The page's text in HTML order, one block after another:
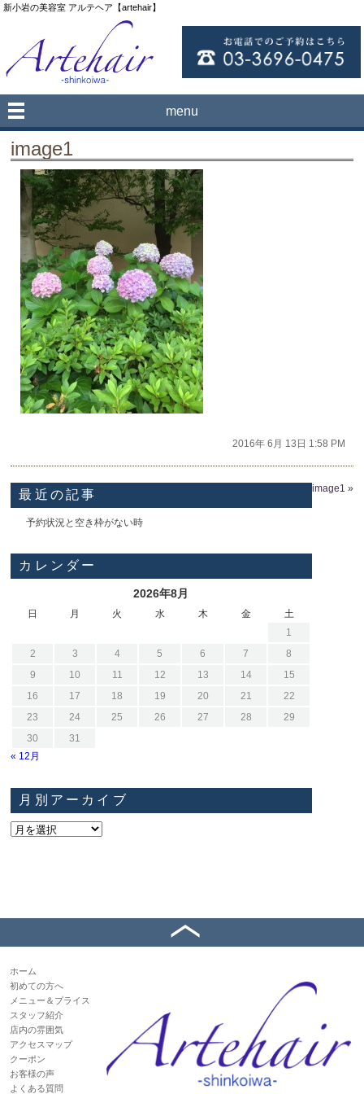
新小岩の美容室 アルテヘア【artehair】
menu
image1
2016年 6月 13日 1:58 PM
image1 »
最近の記事
予約状況と空き枠がない時
カレンダー
2026年8月
日 月 火 水 木 金
土
1
2
3 4 5 6 7
8
9
10 11 12 13 14
15
16
17 18 19 20 21
22
23
24 25 26 27 28
29
30
31
« 12月
月別アーカイブ
ホーム
初めての方へ
メニュー＆プライス
スタッフ紹介
店内の雰囲気
アクセスマップ
クーポン
お客様の声
よくある質問